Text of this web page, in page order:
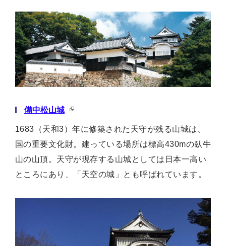
備中松山城
1683（天和3）年に修築された天守が残る山城は、
国の重要文化財。建っている場所は標高430mの臥牛
山の山頂。天守が現存する山城としては日本一高い
ところにあり、「天空の城」とも呼ばれています。